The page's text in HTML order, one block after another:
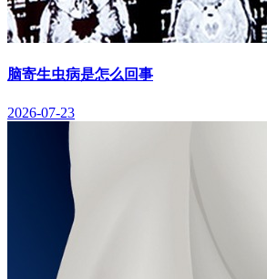
脑寄生虫病是怎么回事
2026-07-23